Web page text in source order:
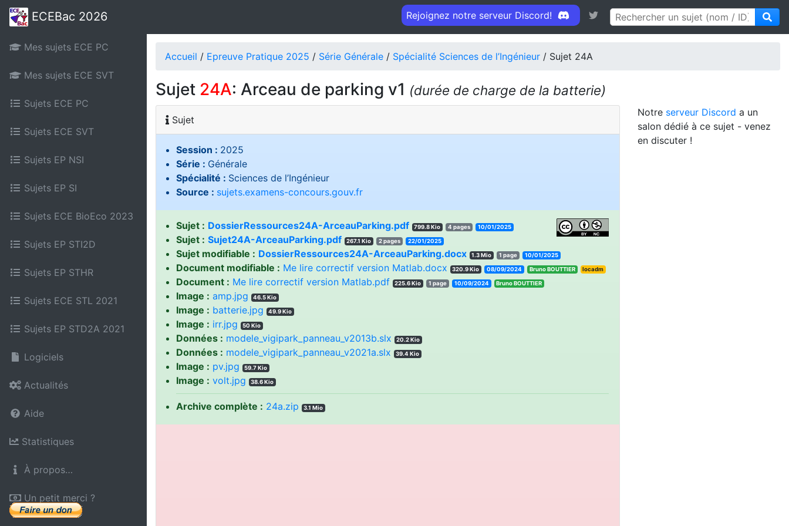
ECEBac 2026
Mes sujets ECE PC
Mes sujets ECE SVT
Sujets ECE PC
Sujets ECE SVT
Sujets EP NSI
Sujets EP SI
Sujets ECE BioEco 2023
Sujets EP STI2D
Sujets EP STHR
Sujets ECE STL 2021
Sujets EP STD2A 2021
Logiciels
Actualités
Aide
Statistiques
À propos…
Un petit merci ?
Rejoignez notre serveur Discord!
Accueil / Epreuve Pratique 2025 / Série Générale / Spécialité Sciences de l’Ingénieur / Sujet 24A
Sujet 24A: Arceau de parking v1 (durée de charge de la batterie)
Sujet
Session : 2025
Série : Générale
Spécialité : Sciences de l’Ingénieur
Source : sujets.examens-concours.gouv.fr
Sujet : DossierRessources24A-ArceauParking.pdf 799.8 Kio 4 pages 10/01/2025
Sujet : Sujet24A-ArceauParking.pdf 267.1 Kio 2 pages 22/01/2025
Sujet modifiable : DossierRessources24A-ArceauParking.docx 1.3 Mio 1 page 10/01/2025
Document modifiable : Me lire correctif version Matlab.docx 320.9 Kio 08/09/2024 Bruno BOUTTIER locadm
Document : Me lire correctif version Matlab.pdf 225.6 Kio 1 page 10/09/2024 Bruno BOUTTIER
Image : amp.jpg 46.5 Kio
Image : batterie.jpg 49.9 Kio
Image : irr.jpg 50 Kio
Données : modele_vigipark_panneau_v2013b.slx 20.2 Kio
Données : modele_vigipark_panneau_v2021a.slx 39.4 Kio
Image : pv.jpg 59.7 Kio
Image : volt.jpg 38.6 Kio
Archive complète : 24a.zip 3.1 Mio
Notre serveur Discord a un
salon dédié à ce sujet - venez
en discuter !